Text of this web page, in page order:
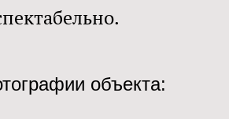
объекта: